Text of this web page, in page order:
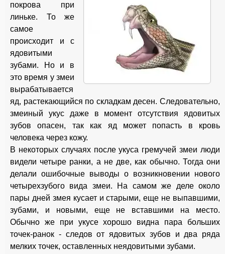
покрова при
линьке. То же
самое
происходит и с
ядовитыми
зубами. Но и в
это время у змеи
вырабатывается
яд, растекающийся по складкам десен. Следовательно,
змеиный укус даже в момент отсутствия ядовитых
зубов опасен, так как яд может попасть в кровь
человека через кожу.
В некоторых случаях после укуса гремучей змеи люди
видели четыре ранки, а не две, как обычно. Тогда они
делали ошибочные выводы о возникновении нового
четырехзубого вида змеи. На самом же деле около
пары дней змея кусает и старыми, еще не выпавшими,
зубами, и новыми, еще не вставшими на место.
Обычно же при укусе хорошо видна пара больших
точек-ранок - следов от ядовитых зубов и два ряда
мелких точек, оставленных неядовитыми зубами.